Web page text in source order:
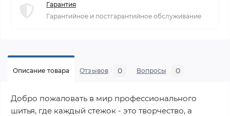
Гарантия
Гарантийное и постгарантийное обслуживание
Описание товара Отзывов 0 Вопросы 0
Добро пожаловать в мир профессионального
шитья, где каждый стежок - это творчество, а